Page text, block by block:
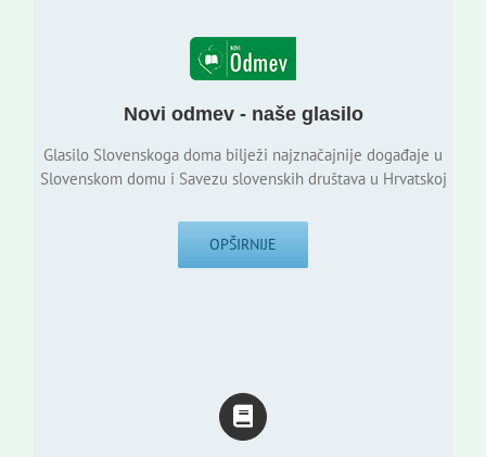
Novi odmev - naše glasilo
Glasilo Slovenskoga doma bilježi najznačajnije događaje u
Slovenskom domu i Savezu slovenskih društava u Hrvatskoj
OPŠIRNIJE